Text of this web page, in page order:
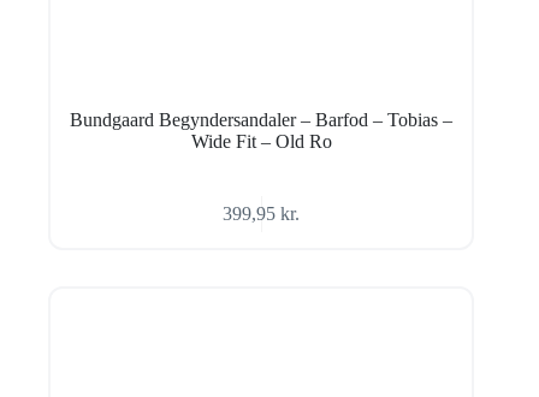
Bundgaard Begyndersandaler – Barfod – Tobias –
Wide Fit – Old Ro
399,95kr.